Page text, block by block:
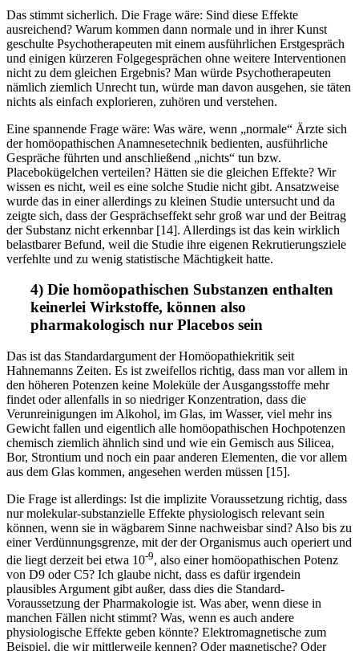
Das stimmt sicherlich. Die Frage wäre: Sind diese Effekte
ausreichend? Warum kommen dann normale und in ihrer Kunst
geschulte Psychotherapeuten mit einem ausführlichen Erstgespräch
und einigen kürzeren Folgegesprächen ohne weitere Interventionen
nicht zu dem gleichen Ergebnis? Man würde Psychotherapeuten
nämlich ziemlich Unrecht tun, würde man davon ausgehen, sie täten
nichts als einfach explorieren, zuhören und verstehen.
Eine spannende Frage wäre: Was wäre, wenn „normale“ Ärzte sich
der homöopathischen Anamnesetechnik bedienten, ausführliche
Gespräche führten und anschließend „nichts“ tun bzw.
Placebokügelchen verteilen? Hätten sie die gleichen Effekte? Wir
wissen es nicht, weil es eine solche Studie nicht gibt. Ansatzweise
wurde das in einer allerdings zu kleinen Studie untersucht und da
zeigte sich, dass der Gesprächseffekt sehr groß war und der Beitrag
der Substanz nicht erkennbar [14]. Allerdings ist das kein wirklich
belastbarer Befund, weil die Studie ihre eigenen Rekrutierungsziele
verfehlte und zu wenig statistische Mächtigkeit hatte.
4) Die homöopathischen Substanzen enthalten
keinerlei Wirkstoffe, können also
pharmakologisch nur Placebos sein
Das ist das Standardargument der Homöopathiekritik seit
Hahnemanns Zeiten. Es ist zweifellos richtig, dass man vor allem in
den höheren Potenzen keine Moleküle der Ausgangsstoffe mehr
findet oder allenfalls in so niedriger Konzentration, dass die
Verunreinigungen im Alkohol, im Glas, im Wasser, viel mehr ins
Gewicht fallen und eigentlich alle homöopathischen Hochpotenzen
chemisch ziemlich ähnlich sind und wie ein Gemisch aus Silicea,
Bor, Strontium und noch ein paar anderen Elementen, die vor allem
aus dem Glas kommen, angesehen werden müssen [15].
Die Frage ist allerdings: Ist die implizite Voraussetzung richtig, dass
nur molekular-substanzielle Effekte physiologisch relevant sein
können, wenn sie in wägbarem Sinne nachweisbar sind? Also bis zu
einer Verdünnungsgrenze, mit der der Organismus auch operiert und
die liegt derzeit bei etwa 10-9, also einer homöopathischen Potenz
von D9 oder C5? Ich glaube nicht, dass es dafür irgendein
plausibles Argument gibt außer, dass dies die Standard-
Voraussetzung der Pharmakologie ist. Was aber, wenn diese in
manchen Fällen nicht stimmt? Was, wenn es auch andere
physiologische Effekte geben könnte? Elektromagnetische zum
Beispiel, die wir mittlerweile kennen? Oder magnetische? Oder